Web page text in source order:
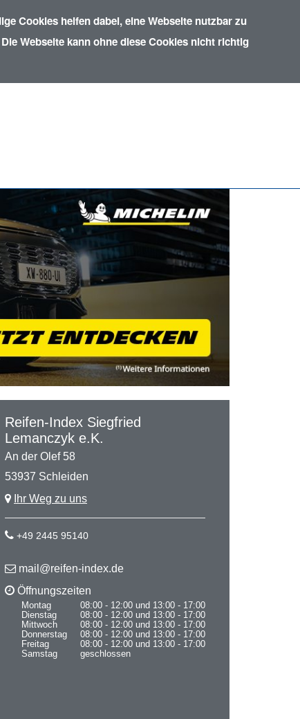
Cookies helfen dabei, eine Webseite nutzbar zu
Webseite kann ohne diese Cookies nicht richtig
Reifen-Index Siegfried
Lemanczyk e.K.
An der Olef 58
53937 Schleiden
Ihr Weg zu uns
+49 2445 95140
mail@reifen-index.de
Öffnungszeiten
Montag
08:00 - 12:00 und 13:00 - 17:00
Dienstag
08:00 - 12:00 und 13:00 - 17:00
Mittwoch
08:00 - 12:00 und 13:00 - 17:00
Donnerstag
08:00 - 12:00 und 13:00 - 17:00
Freitag
08:00 - 12:00 und 13:00 - 17:00
Samstag
geschlossen